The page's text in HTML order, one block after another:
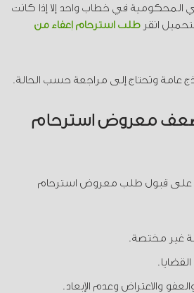
المحكومية في خطاب واحد إلا إذا كانت
انقرطلب استرحام إعفاء من
عامة وتحتاج إلى مراجعة حسب الحالة.
معروض استرحام
على قبول طلب معروض استرحام
غير مختصة.
والاعتراض وعدم الإبعاد.